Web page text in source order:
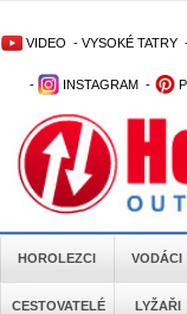
VIDEO - VYSOKÉ TATRY
- INSTAGRAM -
HOROLEZCI VODÁCI
CESTOVATELÉ LYŽAŘI